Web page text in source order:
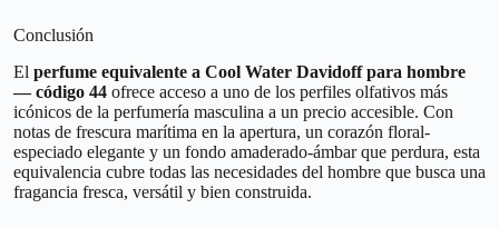
Conclusión
El perfume equivalente a Cool Water Davidoff para hombre
— código 44 ofrece acceso a uno de los perfiles olfativos más
icónicos de la perfumería masculina a un precio accesible. Con
notas de frescura marítima en la apertura, un corazón floral-
especiado elegante y un fondo amaderado-ámbar que perdura, esta
equivalencia cubre todas las necesidades del hombre que busca una
fragancia fresca, versátil y bien construida.